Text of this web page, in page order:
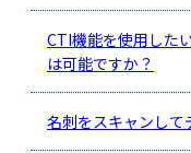
CTI機能を使用した
は可能ですか？
名刺をスキャンして